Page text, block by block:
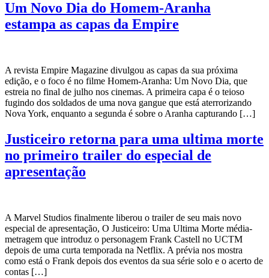
Um Novo Dia do Homem-Aranha
estampa as capas da Empire
A revista Empire Magazine divulgou as capas da sua próxima
edição, e o foco é no filme Homem-Aranha: Um Novo Dia, que
estreia no final de julho nos cinemas. A primeira capa é o teioso
fugindo dos soldados de uma nova gangue que está aterrorizando
Nova York, enquanto a segunda é sobre o Aranha capturando […]
Justiceiro retorna para uma ultima morte
no primeiro trailer do especial de
apresentação
A Marvel Studios finalmente liberou o trailer de seu mais novo
especial de apresentação, O Justiceiro: Uma Ultima Morte média-
metragem que introduz o personagem Frank Castell no UCTM
depois de uma curta temporada na Netflix. A prévia nos mostra
como está o Frank depois dos eventos da sua série solo e o acerto de
contas […]